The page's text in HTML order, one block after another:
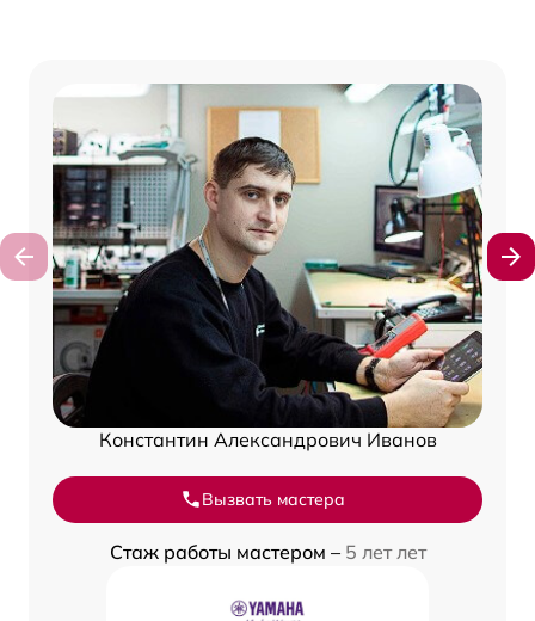
Константин Александрович Иванов
Вызвать мастера
Стаж работы мастером – 5 лет лет